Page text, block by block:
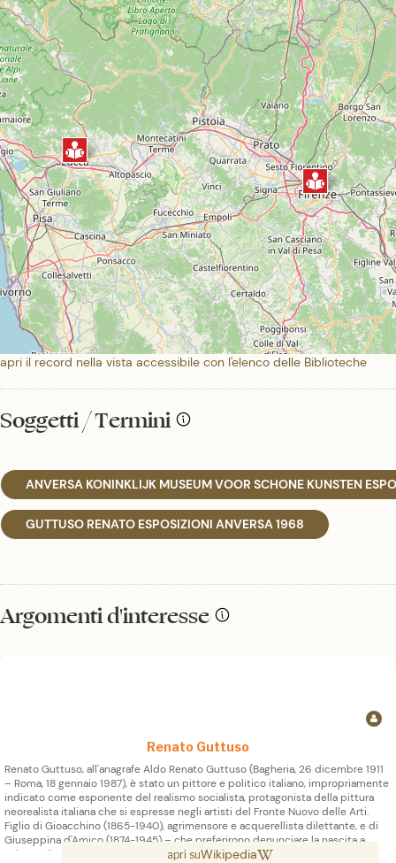
apri il record nella vista accessibile con l'elenco delle Biblioteche
Soggetti / Termini
ANVERSA KONINKLIJK MUSEUM VOOR SCHONE KUNSTEN
GUTTUSO RENATO ESPOSIZIONI ANVERSA 1968
Argomenti d'interesse
Renato Guttuso
Renato Guttuso, all'anagrafe Aldo Renato Guttuso (Bagheria, 26 dicembre 1911
– Roma, 18 gennaio 1987), è stato un pittore e politico italiano, impropriamente
indicato come esponente del realismo socialista, protagonista della pittura
neorealista italiana che si espresse negli artisti del Fronte Nuovo delle Arti.
Figlio di Gioacchino (1865-1940), agrimensore e acquerellista dilettante, e di
Giuseppina d'Amico (1874-1945) – che preferirono denunciare la nascita a
Palermo il 2 gennaio 1912 per contrasti con l'amministrazione comunale di
apri suWikipedia